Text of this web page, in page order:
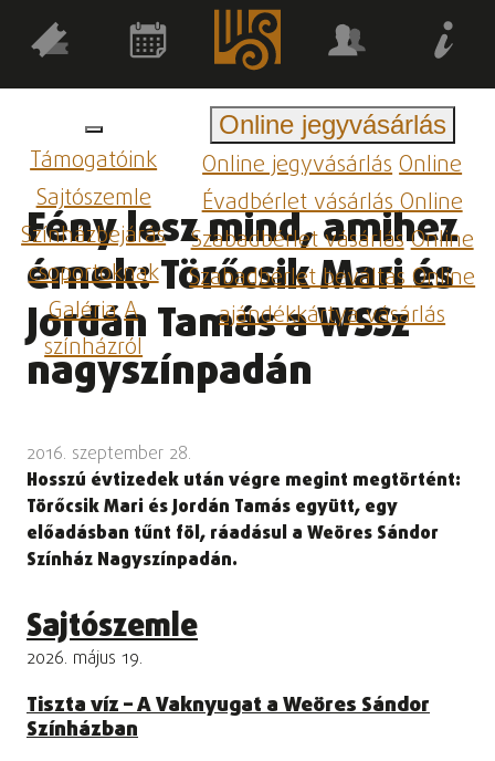
Támogatóink
Sajtószemle
Színházbejárás
csoportoknak
GalériaA
színházról
Online jegyvásárlás
Online jegyvásárlásOnline
Évadbérlet vásárlásOnline
Szabadbérlet vásárlásOnline
Szabadbérlet beváltásOnline
ajándékkártya vásárlás
Fény lesz mind, amihez
érnek: Törőcsik Mari és
Jordán Tamás a WSSz
nagyszínpadán
2016. szeptember 28.
Hosszú évtizedek után végre megint megtörtént:
Törőcsik Mari és Jordán Tamás együtt, egy
előadásban tűnt föl, ráadásul a Weöres Sándor
Színház Nagyszínpadán.
Sajtószemle
2026. május 19.
Tiszta víz – A Vaknyugat a Weöres Sándor
Színházban